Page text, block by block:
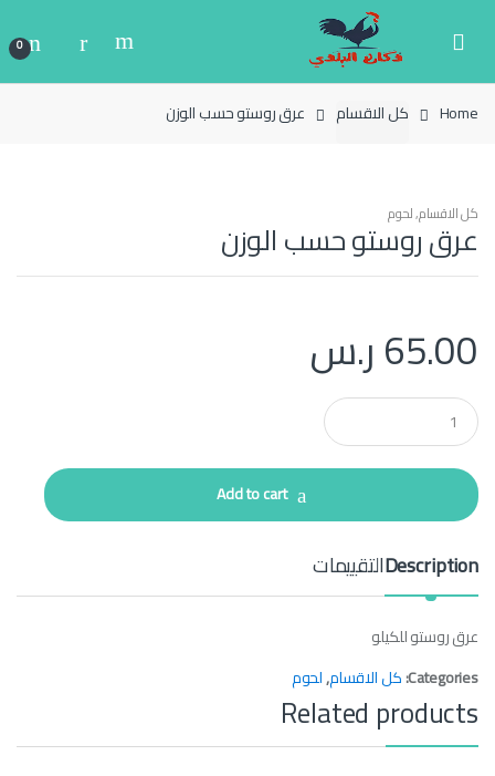
0
Home كل الاقسام عرق روستو حسب الوزن
كل الاقسام,لحوم
عرق روستو حسب الوزن
65.00ر.س
Q
u
a
t
i
Add to cart
Descriptionالتقييمات
عرق روستو للكيلو
Categories: كل الاقسام,لحوم
Related products